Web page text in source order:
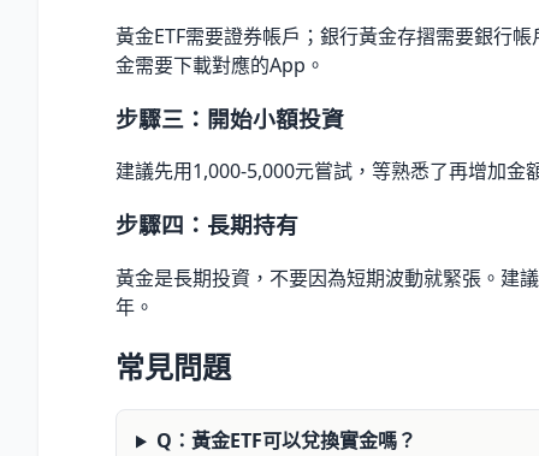
黃金ETF需要證券帳戶；銀行黃金存摺需要銀行
金需要下載對應的App。
步驟三：開始小額投資
建議先用1,000-5,000元嘗試，等熟悉了再增加金
步驟四：長期持有
黃金是長期投資，不要因為短期波動就緊張。建
年。
常見問題
Q：黃金ETF可以兌換實金嗎？